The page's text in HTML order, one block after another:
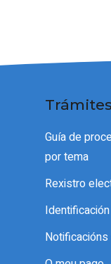
Guía de
por tema
Rexistro